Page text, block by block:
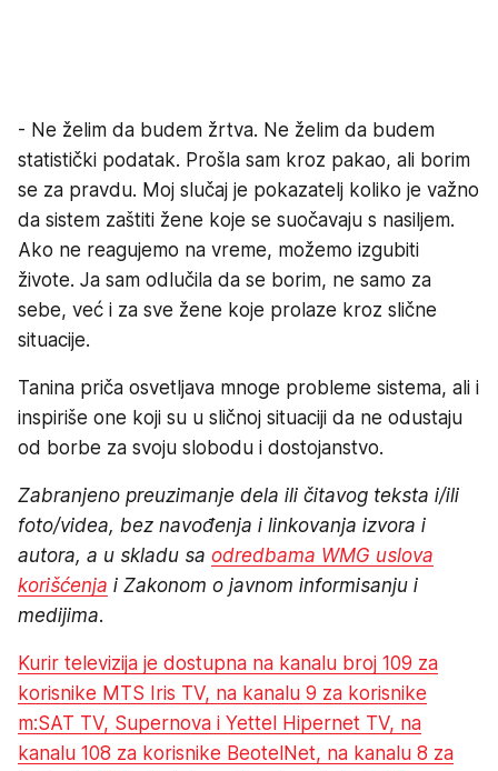
- Ne želim da budem žrtva. Ne želim da budem
statistički podatak. Prošla sam kroz pakao, ali borim
se za pravdu. Moj slučaj je pokazatelj koliko je važno
da sistem zaštiti žene koje se suočavaju s nasiljem.
Ako ne reagujemo na vreme, možemo izgubiti
živote. Ja sam odlučila da se borim, ne samo za
sebe, već i za sve žene koje prolaze kroz slične
situacije.
Tanina priča osvetljava mnoge probleme sistema, ali i
inspiriše one koji su u sličnoj situaciji da ne odustaju
od borbe za svoju slobodu i dostojanstvo.
Zabranjeno preuzimanje dela ili čitavog teksta i/ili
foto/videa, bez navođenja i linkovanja izvora i
autora, a u skladu sa odredbama WMG uslova
korišćenja i Zakonom o javnom informisanju i
medijima.
Kurir televizija je dostupna na kanalu broj 109 za
korisnike MTS Iris TV, na kanalu 9 za korisnike
m:SAT TV, Supernova i Yettel Hipernet TV, na
kanalu 108 za korisnike BeotelNet, na kanalu 8 za